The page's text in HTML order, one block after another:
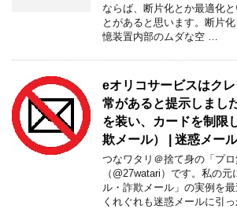
ならば、断片化とか最適化
とがあると思います。断片
憶装置内部のムダな空 …
eオリコサービスはク
常があると提示しまし
を装い、カードを制限
欺メール） | 迷惑メー
つなワタリ＠捨て身の「プロ
（@27watari）です。私の
ル・詐欺メール」の実例を最
くれぐれも迷惑メールに引